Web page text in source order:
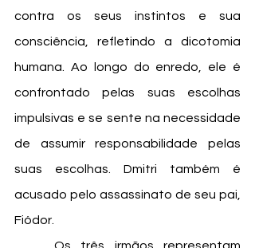
contra os seus instintos e sua
consciência, refletindo a dicotomia
humana. Ao longo do enredo, ele é
confrontado pelas suas escolhas
impulsivas e se sente na necessidade
de assumir responsabilidade pelas
suas escolhas. Dmitri também é
acusado pelo assassinato de seu pai,
Fiódor.